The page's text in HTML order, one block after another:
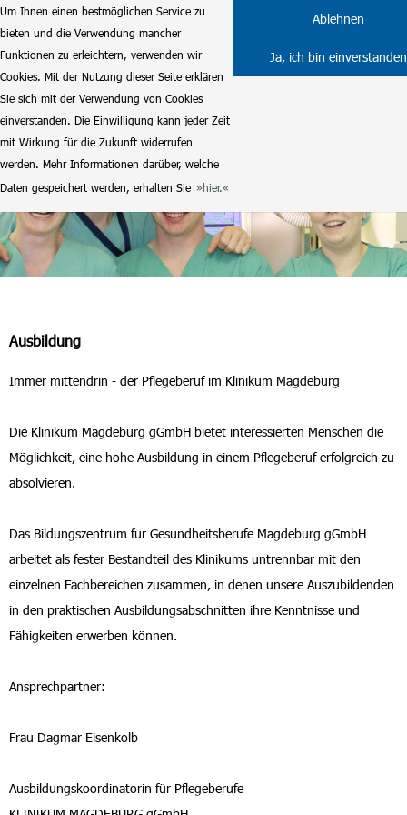
Um Ihnen einen bestmöglichen Service zu
bieten und die Verwendung mancher
Funktionen zu erleichtern, verwenden wir
Cookies. Mit der Nutzung dieser Seite erklären
Sie sich mit der Verwendung von Cookies
einverstanden. Die Einwilligung kann jeder Zeit
mit Wirkung für die Zukunft widerrufen
werden. Mehr Informationen darüber, welche
Daten gespeichert werden, erhalten Sie
hier.
Ablehnen
Ja, ich bin einverstanden
Ausbildung
Immer mittendrin - der Pflegeberuf im Klinikum Magdeburg
Die Klinikum Magdeburg gGmbH bietet interessierten Menschen die
Möglichkeit, eine hohe Ausbildung in einem Pflegeberuf erfolgreich zu
absolvieren.
Das Bildungszentrum fur Gesundheitsberufe Magdeburg gGmbH
arbeitet als fester Bestandteil des Klinikums untrennbar mit den
einzelnen Fachbereichen zusammen, in denen unsere Auszubildenden
in den praktischen Ausbildungsabschnitten ihre Kenntnisse und
Fähigkeiten erwerben können.
Ansprechpartner:
Frau Dagmar Eisenkolb
Ausbildungskoordinatorin für Pflegeberufe